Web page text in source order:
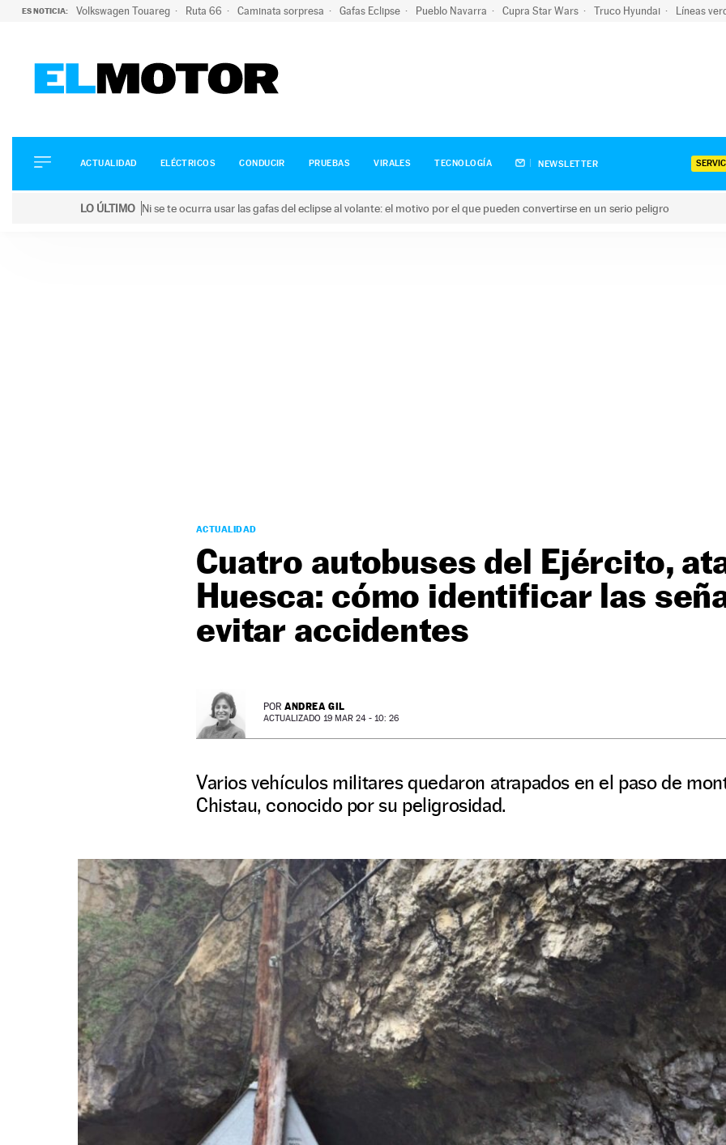
ES NOTICIA: Volkswagen Touareg Ruta 66 Caminata sorpresa Gafas Eclipse Pueblo Navarra Cupra Star Wars Truco Hyundai Líneas
ELÉCTRICOS
CONDUCIR
ACTUALIDAD ELÉCTRICOS CONDUCIR PRUEBAS VIRALES TECNOLOGÍA NEWSLETTER
LO ÚLTIMO Ni se te ocurra usar las gafas del eclipse al volante: el motivo por el que pueden convertirse en un serio peligro
ACTUALIDAD
Cuatro autobuses del Ejército,
Huesca: cómo identificar las
evitar accidentes
POR ANDREA GIL
ACTUALIZADO 19 MAR 24 - 10: 26
Varios vehículos militares quedaron atrapados en el paso de
Chistau, conocido por su peligrosidad.